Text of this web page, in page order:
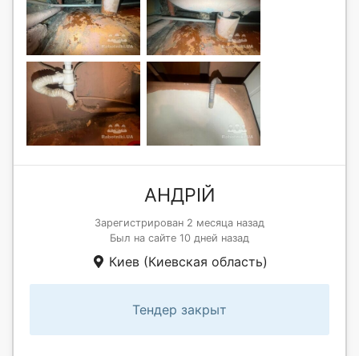
АНДРІЙ
Зарегистрирован 2 месяца назад
Был на сайте 10 дней назад
Киев (Киевская область)
Тендер закрыт